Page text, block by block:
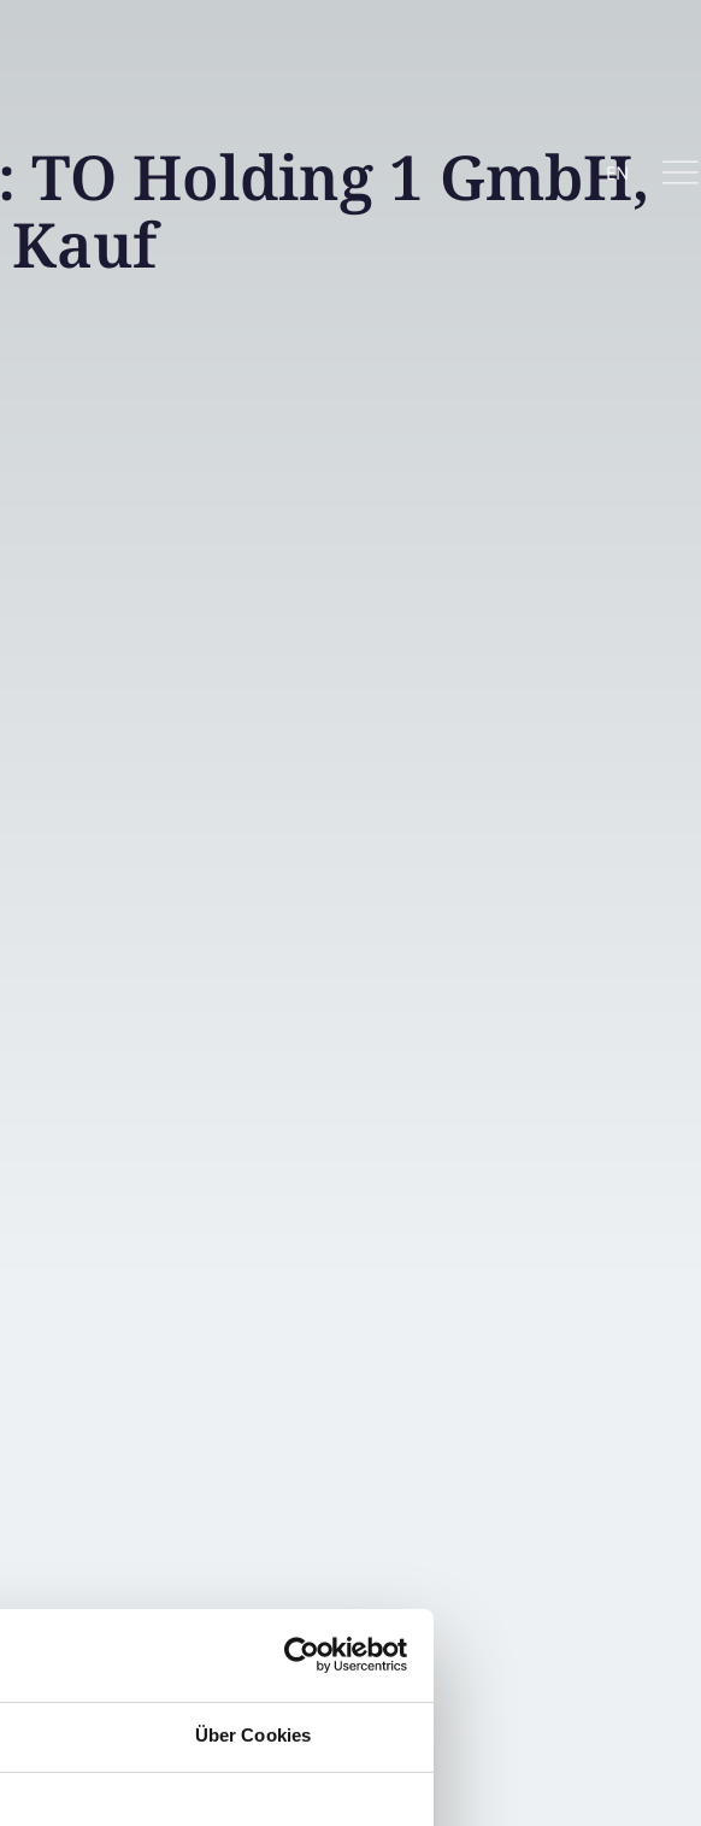
Über Cookies
EN
TO Holding 1 GmbH,
Kauf